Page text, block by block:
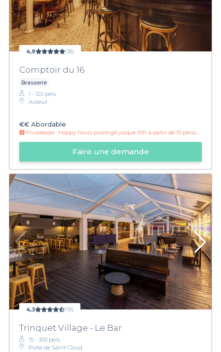
4,9 (18)
Comptoir du 16
Brasserie
1 - 120 pers.
Auteuil
€€ Abordable
Privateaser : Happy hours prolongé jusque 00h à partir de 15 personnes !
Faire une demande
4,3 (19)
Trinquet Village - Le Bar
15 - 300 pers.
Porte de Saint-Cloud